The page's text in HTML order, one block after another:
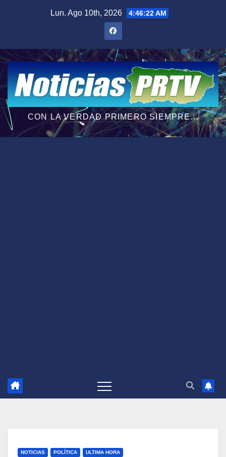
Lun. Ago 10th, 2026 4:46:23 AM
CON LA VERDAD PRIMERO SIEMPRE...
NOTICIAS POLÍTICA ULTIMA HORA